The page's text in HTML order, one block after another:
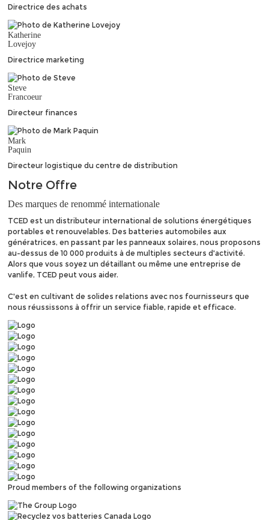
Directrice des achats
Katherine
Lovejoy
Directrice marketing
Steve
Francoeur
Directeur finances
Mark
Paquin
Directeur logistique du centre de distribution
Notre Offre
Des marques de renommé internationale
TCED est un distributeur international de solutions énergétiques
portables et renouvelables. Des batteries automobiles aux
génératrices, en passant par les panneaux solaires, nous proposons
au-dessus de 10 000 produits à de multiples secteurs d'activité.
Alors que vous soyez un détaillant ou même une entreprise de
vanlife, TCED peut vous aider.
C'est en cultivant de solides relations avec nos fournisseurs que
nous réussissons à offrir un service fiable, rapide et efficace.
Proud members of the following organizations